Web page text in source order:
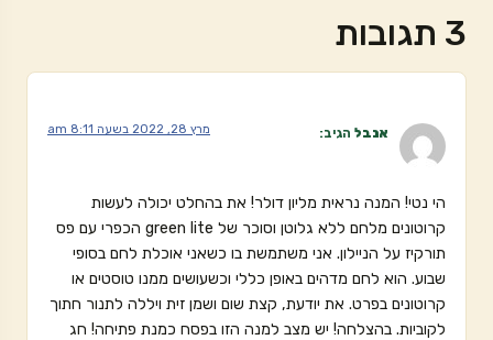
3 תגובות
אנבל הגיב: מרץ 28, 2022 בשעה 8:11 am
הי נטי! המנה נראית מליון דולר! את בהחלט יכולה לעשות
קרוטונים מלחם ללא גלוטן וסוכר של green lite הכפרי עם פס
תורקיז על הניילון. אני משתמשת בו כשאני אוכלת לחם בסופי
שבוע. הוא לחם מדהים באופן כללי וכשעושים ממנו טוסטים או
קרוטונים בפרט. את יודעת, קצת שום ושמן זית ויללה לתנור חתוך
לקוביות. בהצלחה! יש מצב למנה הזו בפסח כמנת פתיחה! חג